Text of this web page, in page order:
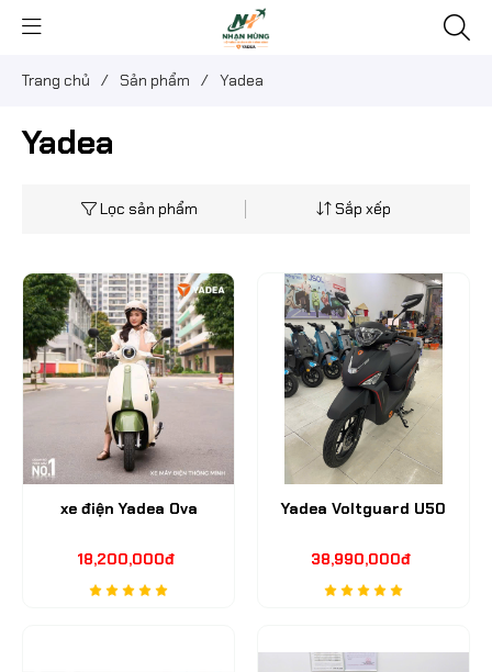
Trang chủ / Sản phẩm / Yadea
Yadea
Lọc sản phẩm Sắp xếp
xe điện Yadea Ova
18,200,000đ
Yadea Voltguard U50
38,990,000đ